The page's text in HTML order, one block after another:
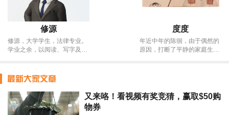
CCSS标准，无缝对接
在这里，您将获得教育政策解
读、学术能力培养方法和案
例。 欢迎关注，一起为孩子铺
设扎实、自信的全球升学之
修源
修源，大学学生，法律专业。
学业之余，以阅读、写字及看
高中来新留学，亲身体验过新
西兰“素质教育”。愿以文会
友，结交全球志同道合之士。
盖本人年少轻狂、涉世未深、
思想幼稚、阅历尚浅，文笔多
度度
年近中年的陈徊，由于偶然的
原因，打断了平静的家庭生
生。她经受了情感洗礼，也阅
尽了人生百态，并从一个侧面
又来咯！看视频有奖竞猜，赢取$50购
物券